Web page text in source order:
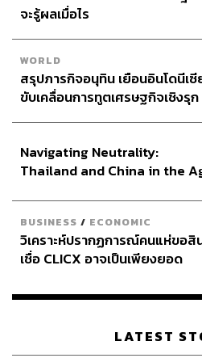
จะส่งสัญญาณเสียงเตือน พร้อมแ
เส้นแล้ว ระบบช่วยควบคุมรถเมื่อ
(Lane Departure Prevention) ระ
องศาพวงมาลัย พร้อมส่งสัญญาณ
และระบบช่วยควบคุมรถให้
Keep Assist) เมื่อระบบตรวจพบเ
องศาพวงมาลัยเพื่อรักษาตำแหน่
หากระบบตรวจพบว่าผู้ขับขี่ไม่ได้
เนื่อง ระบบจะส่งสัญญาณเสียงเ
บนแผงหน้าปัด เพื่อเตือนให้ผู้ขับขี่
นี้จะทำงานเมื่อรถความเร็วรถมา
ชั่วโมง
จะรู้ผลเมื่อไร
WORLD
สรุปภารกิจอนุทิน เยือนอินโดนีเซี
ขับเคลื่อนการทูตเศรษฐกิจเชิงรุก
Navigating Neutrality:
Thailand and China in the
BUSINESS / ECONOMIC
วิเคราะห์ปรากฏการณ์คนแห่ขอสิ
เชื่อ CLICX อาจเป็นเพียงยอด
เรือนไทยที่ถูกซุกไว้
LATEST